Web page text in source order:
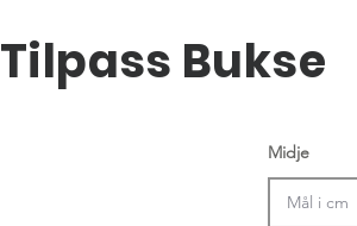
Tilpass Bukse
Midje